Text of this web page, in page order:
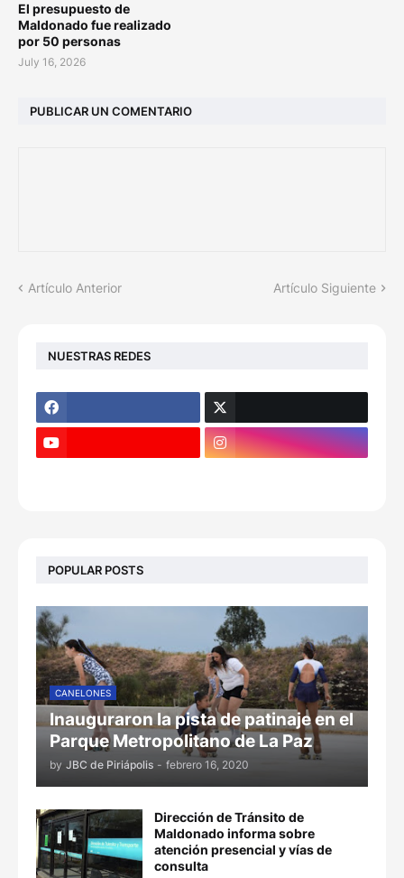
El presupuesto de
Maldonado fue realizado
por 50 personas
July 16, 2026
PUBLICAR UN COMENTARIO
Artículo Anterior Artículo Siguiente
NUESTRAS REDES
POPULAR POSTS
CANELONES
Inauguraron la pista de patinaje en el
Parque Metropolitano de La Paz
by JBC de Piriápolis - febrero 16, 2020
Dirección de Tránsito de
Maldonado informa sobre
atención presencial y vías de
consulta